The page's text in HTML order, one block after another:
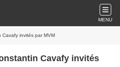
MENU
invités par MVM
Cavafy invités